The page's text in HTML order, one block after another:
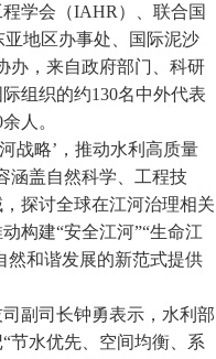
学会（IAHR）、联合国
地区办事处、国际泥沙
办，来自政府部门、科研
组织的约130名中外代表
人。
战略’，推动水利高质量
涵盖自然科学、工程技
探讨全球在江河治理相关
构建“安全江河”“生命江
然和谐发展的新范式提供
副司长钟勇表示，水利部
节水优先、空间均衡、系